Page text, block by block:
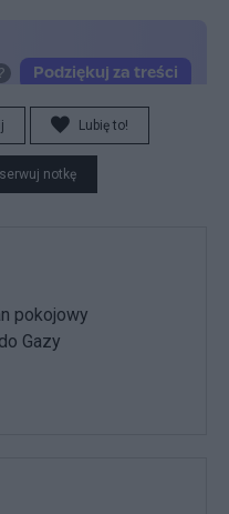
Lubię to!
notkę
pokojowy
Gazy